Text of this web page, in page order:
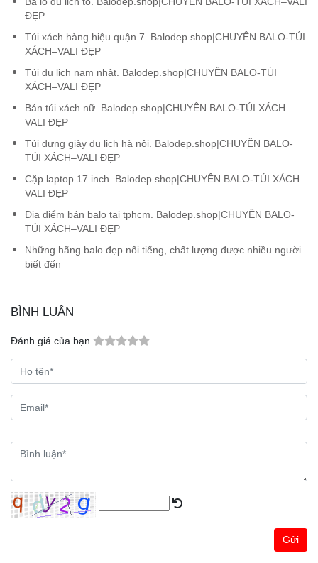
ĐẸP
Túi xách hàng hiệu quận 7. Balodep.shop|CHUYÊN BALO-TÚI
XÁCH–VALI ĐẸP
Túi du lịch nam nhật. Balodep.shop|CHUYÊN BALO-TÚI
XÁCH–VALI ĐẸP
Bán túi xách nữ. Balodep.shop|CHUYÊN BALO-TÚI XÁCH–
VALI ĐẸP
Túi đựng giày du lịch hà nội. Balodep.shop|CHUYÊN BALO-
TÚI XÁCH–VALI ĐẸP
Cặp laptop 17 inch. Balodep.shop|CHUYÊN BALO-TÚI XÁCH–
VALI ĐẸP
Địa điểm bán balo tại tphcm. Balodep.shop|CHUYÊN BALO-
TÚI XÁCH–VALI ĐẸP
Những hãng balo đẹp nổi tiếng, chất lượng được nhiều người
biết đến
BÌNH LUẬN
Đánh giá của bạn
Gửi